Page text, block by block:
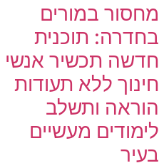
מחסור במורים
בחדרה: תוכנית
חדשה תכשיר אנשי
חינוך ללא תעודות
הוראה ותשלב
לימודים מעשיים
בעיר